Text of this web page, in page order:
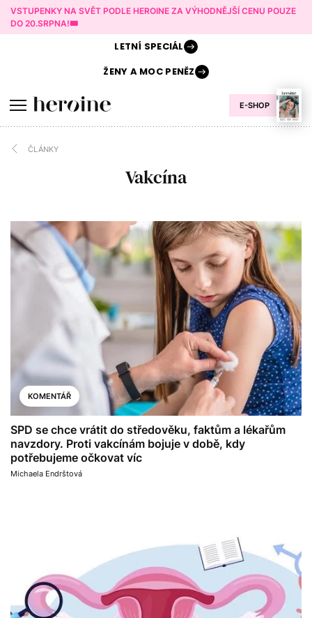
VSTUPENKY NA SVĚT PODLE HEROINE ZA VÝHODNĚJŠÍ CENU POUZE
DO 20.SRPNA!🎟️
E-SHOP
LETNÍ SPECIÁL
ŽENY AMOC PENĚZ
ČLÁNKY
Vakcína
KOMENTÁŘ
SPD se chce vrátit do středověku, faktům a lékařům
navzdory. Proti vakcínám bojuje v době, kdy
potřebujeme očkovat víc
Michaela Endrštová